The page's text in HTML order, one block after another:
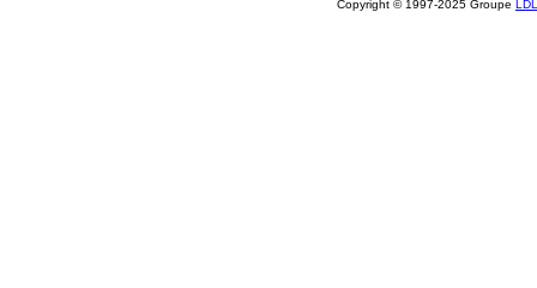
Copyright © 1997-2025 Groupe